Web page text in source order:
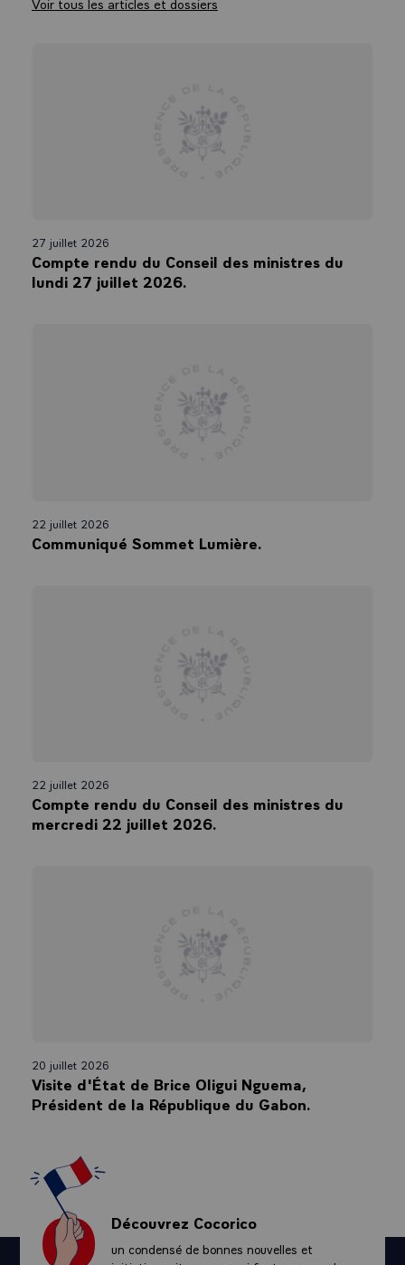
27 juillet 2026
Compte rendu du Conseil des ministres du
lundi 27 juillet 2026.
22 juillet 2026
Communiqué Sommet Lumière.
22 juillet 2026
Compte rendu du Conseil des ministres du
mercredi 22 juillet 2026.
20 juillet 2026
Visite d'État de Brice Oligui Nguema,
Président de la République du Gabon.
Découvrez Cocorico
un condensé de bonnes nouvelles et